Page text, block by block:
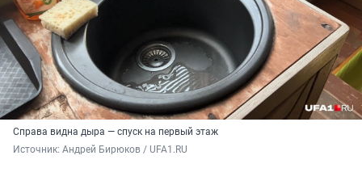
Справа видна дыра — спуск на первый этаж
Источник: Андрей Бирюков / UFA1.RU